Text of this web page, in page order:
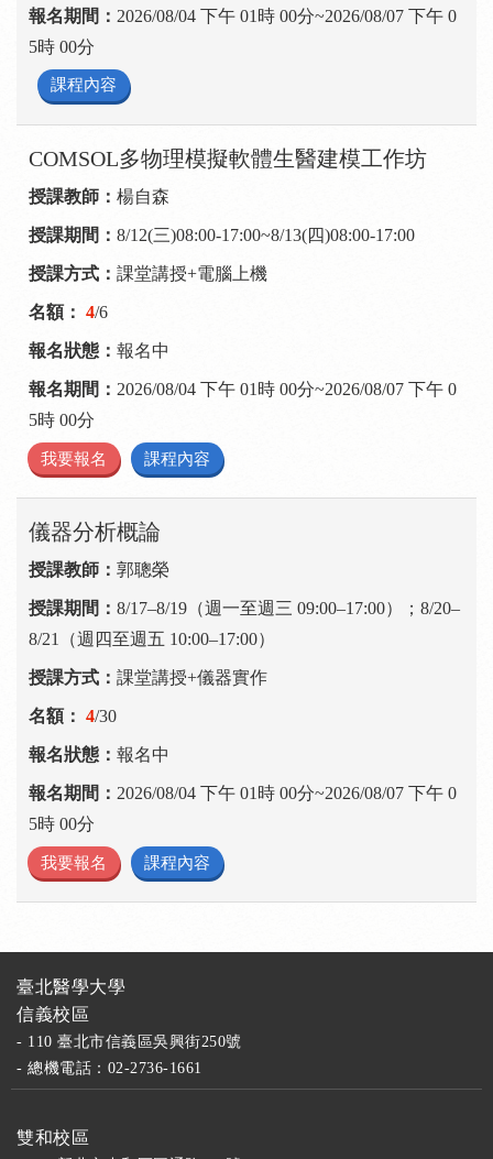
2026/08/04 下午 01時 00分~2026/08/07 下午 0
5時 00分
課程內容
COMSOL多物理模擬軟體生醫建模工作坊
楊自森
8/12(三)08:00-17:00~8/13(四)08:00-17:00
課堂講授+電腦上機
4/6
報名中
2026/08/04 下午 01時 00分~2026/08/07 下午 0
5時 00分
我要報名 課程內容
儀器分析概論
郭聰榮
8/17–8/19（週一至週三 09:00–17:00）；8/20–
8/21（週四至週五 10:00–17:00）
課堂講授+儀器實作
4/30
報名中
2026/08/04 下午 01時 00分~2026/08/07 下午 0
5時 00分
我要報名 課程內容
臺北醫學大學
信義校區
- 110 臺北市信義區吳興街250號
- 總機電話：02-2736-1661
雙和校區